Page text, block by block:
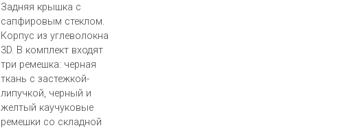
Задняя крышка с
сапфировым стеклом.
Корпус из углеволокна
3D. В комплект входят
три ремешка: черная
ткань с застежкой-
липучкой, черный и
желтый каучуковые
ремешки со складной